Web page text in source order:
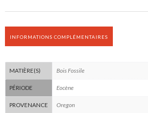
INFORMATIONS COMPLÉMENTAIRES
MATIÈRE(S) Bois Fossile
PÉRIODE Eocène
PROVENANCE Oregon